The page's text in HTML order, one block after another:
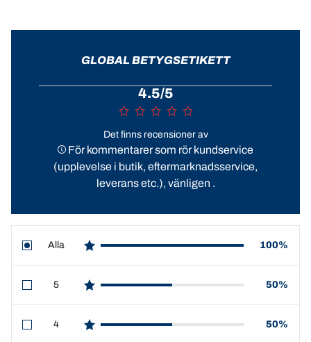
GLOBAL BETYGSETIKETT
4.5/5
Det finns recensioner av
För kommentarer som rör kundservice
(upplevelse i butik, eftermarknadsservice,
leverans etc.), vänligen .
Alla
star reviews
100%
5
star reviews
50%
4
star reviews
50%